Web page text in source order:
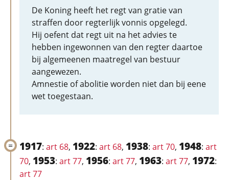
De Koning heeft het regt van gratie van
straffen door regterlijk vonnis opgelegd.
Hij oefent dat regt uit na het advies te
hebben ingewonnen van den regter daartoe
bij algemeenen maatregel van bestuur
aangewezen.
Amnestie of abolitie worden niet dan bij eene
wet toegestaan.
1917: art 68, 1922: art 68, 1938: art 70, 1948: art
70, 1953: art 77, 1956: art 77, 1963: art 77, 1972:
art 77